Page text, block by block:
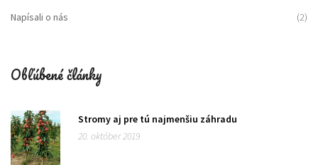
Napísali o nás
(2)
Obľúbené články
Stromy aj pre tú najmenšiu záhradu
20. október 2019